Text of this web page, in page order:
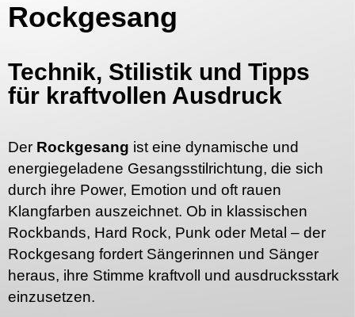
Rockgesang
Technik, Stilistik und Tipps
für kraftvollen Ausdruck
Der Rockgesang ist eine dynamische und
energiegeladene Gesangsstilrichtung, die sich
durch ihre Power, Emotion und oft rauen
Klangfarben auszeichnet. Ob in klassischen
Rockbands, Hard Rock, Punk oder Metal – der
Rockgesang fordert Sängerinnen und Sänger
heraus, ihre Stimme kraftvoll und ausdrucksstark
einzusetzen.